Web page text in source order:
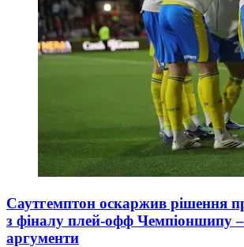
Саутгемптон оскаржив рішення
з фіналу плей-офф Чемпіоншипу
аргументи